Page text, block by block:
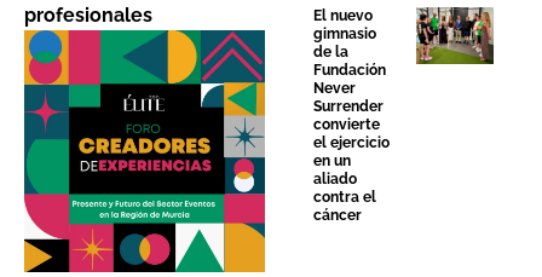
profesionales
El nuevo
gimnasio
de la
Fundación
Never
Surrender
convierte
el ejercicio
en un
aliado
contra el
cáncer